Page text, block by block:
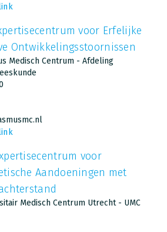
voor Erfelijke
Ontwikkelingsstoornissen
Medisch Centrum - Afdeling
voor
Aandoeningen met
Medisch Centrum Utrecht - UMC